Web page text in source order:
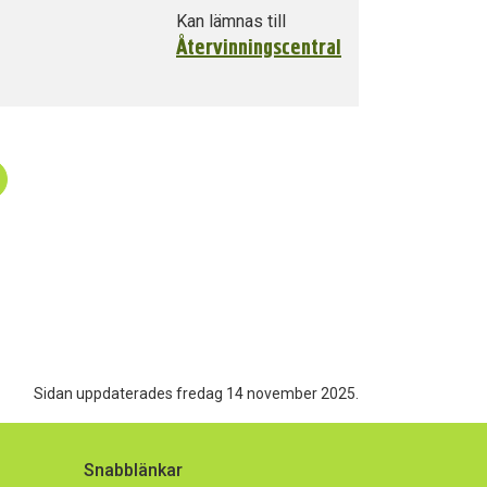
Kan lämnas till
Återvinningscentral
Sidan uppdaterades fredag 14 november 2025.
Snabblänkar